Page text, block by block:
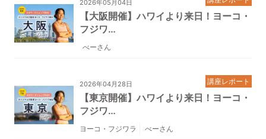
2026年05月04日
【大阪開催】ハワイより来日！ヨーコ・
フジワ…
べーさん
2026年04月28日
【東京開催】ハワイより来日！ヨーコ・
フジワ…
ヨーコ・フジワラ べーさん
講座レポート